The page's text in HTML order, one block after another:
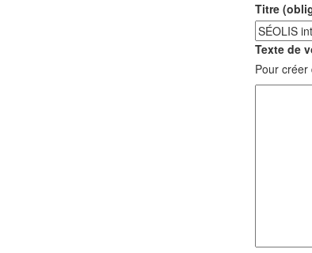
Titre
Texte de
Pour